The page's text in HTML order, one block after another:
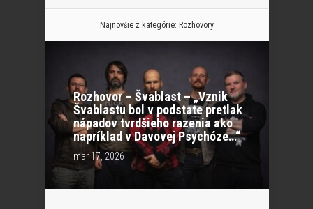
Najnovšie z kategórie: Rozhovory
Rozhovor – Švablast – „Vznik
Švablastu bol v podstate pretlak
nápadov tvrdšieho razenia ako
napríklad v Davovej Psychóze…“
mar 17, 2026